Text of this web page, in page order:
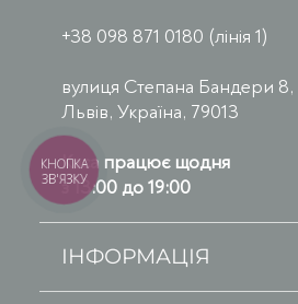
+38 098 871 0180 (лінія 1)
вулиця Степана Бандери 8,
Львів, Україна, 79013
Каса працює щодня
з 13:00 до 19:00
ІНФОРМАЦІЯ
КНОПКА
ЗВ'ЯЗКУ